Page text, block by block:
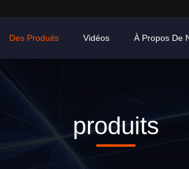
Des Produits Vidéos À Propos De
produits